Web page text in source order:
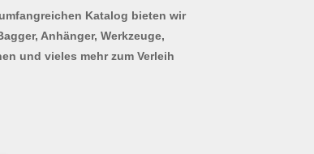
Katalog bieten wir
Anhänger, Werkzeuge,
und vieles mehr zum Verleih